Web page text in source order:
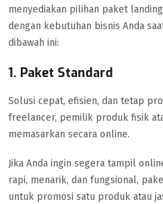
menyediakan pilihan paket
dengan kebutuhan bisnis Anda
dibawah ini:
1. Paket Standard
Solusi cepat, efisien, dan tetap
freelancer, pemilik produk fisik
memasarkan secara online.
Jika Anda ingin segera tampil
rapi, menarik, dan fungsional,
untuk promosi satu produk atau